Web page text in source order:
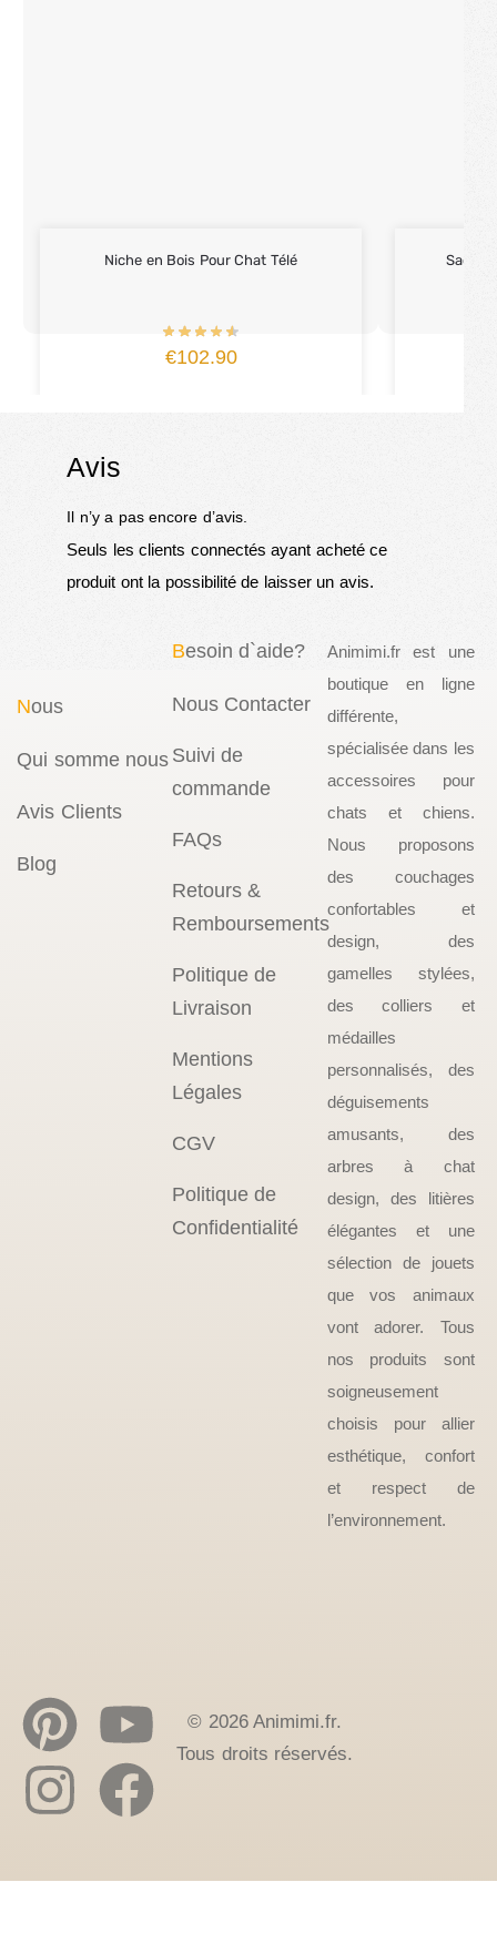
Niche en Bois Pour Chat Télé
€102.90
Sac À
Avis
Il n’y a pas encore d’avis.
Seuls les clients connectés ayant acheté ce
produit ont la possibilité de laisser un avis.
Nous
Qui somme nous
Avis Clients
Blog
Besoin d`aide?
Nous Contacter
Suivi de
commande
FAQs
Retours &
Remboursements
Politique de
Livraison
Mentions
Légales
CGV
Politique de
Confidentialité
Animimi.fr est une
boutique en ligne
différente,
spécialisée dans les
accessoires pour
chats et chiens.
Nous proposons
des couchages
confortables et
design, des
gamelles stylées,
des colliers et
médailles
personnalisés, des
déguisements
amusants, des
arbres à chat
design, des litières
élégantes et une
sélection de jouets
que vos animaux
vont adorer. Tous
nos produits sont
soigneusement
choisis pour allier
esthétique, confort
et respect de
l’environnement.
© 2026 Animimi.fr.
Tous droits réservés.